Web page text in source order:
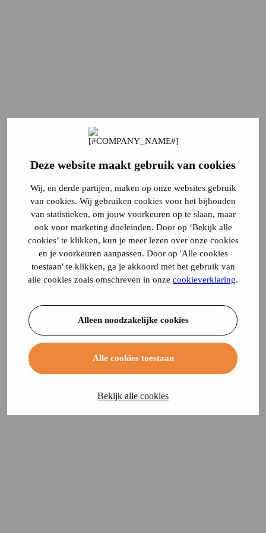
Deze website maakt gebruik van cookies
Wij, en derde partijen, maken op onze websites gebruik
van cookies. Wij gebruiken cookies voor het bijhouden
van statistieken, om jouw voorkeuren op te slaan, maar
ook voor marketing doeleinden. Door op ‘Bekijk alle
cookies’ te klikken, kun je meer lezen over onze cookies
en je voorkeuren aanpassen. Door op 'Alle cookies
toestaan' te klikken, ga je akkoord met het gebruik van
alle cookies zoals omschreven in onze cookieverklaring.
Alleen noodzakelijke cookies
Alle cookies toestaan
Bekijk alle cookies